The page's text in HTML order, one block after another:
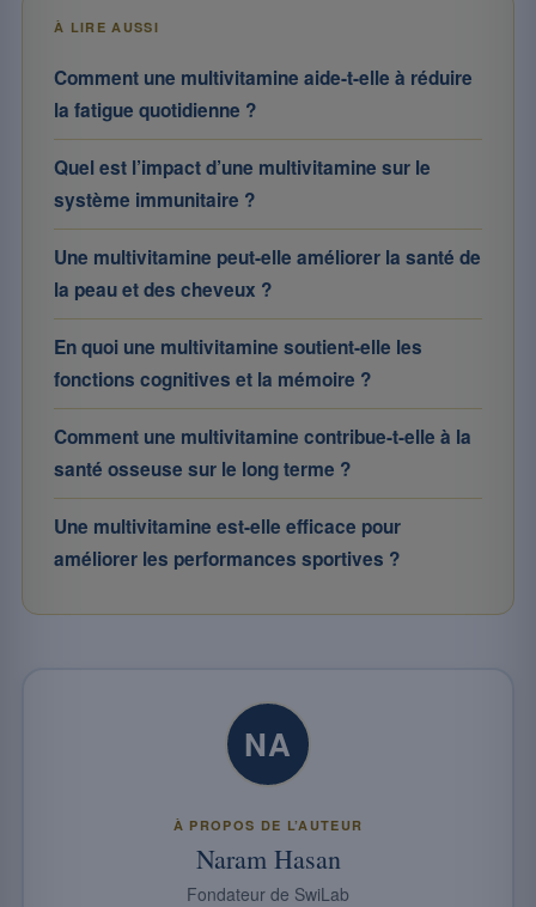
À LIRE AUSSI
Comment une multivitamine aide-t-elle à réduire
la fatigue quotidienne ?
Quel est l’impact d’une multivitamine sur le
système immunitaire ?
Une multivitamine peut-elle améliorer la santé de
la peau et des cheveux ?
En quoi une multivitamine soutient-elle les
fonctions cognitives et la mémoire ?
Comment une multivitamine contribue-t-elle à la
santé osseuse sur le long terme ?
Une multivitamine est-elle efficace pour
améliorer les performances sportives ?
NA
À PROPOS DE L’AUTEUR
Naram Hasan
Fondateur de SwiLab